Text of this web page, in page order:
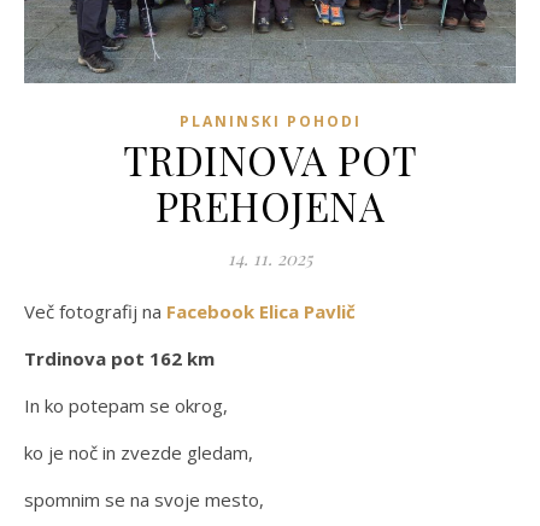
PLANINSKI POHODI
TRDINOVA POT
PREHOJENA
14. 11. 2025
Več fotografij na Facebook Elica Pavlič
Trdinova pot 162 km
In ko potepam se okrog,
ko je noč in zvezde gledam,
spomnim se na svoje mesto,